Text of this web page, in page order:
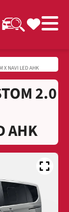
X NAVI LED AHK
2.0
AHK